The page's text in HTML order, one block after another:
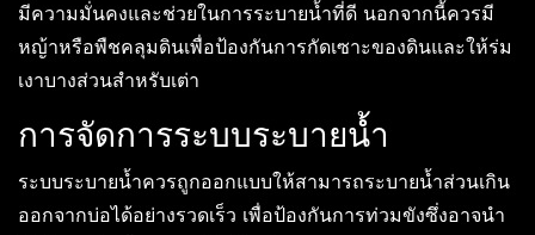
มีความมั่นคงและช่วยในการระบายน้ำที่ดี นอกจากนี้ควรมี
หญ้าหรือพืชคลุมดินเพื่อป้องกันการกัดเซาะของดินและให้ร่ม
เงาบางส่วนสำหรับเต่า
การจัดการระบบระบายน้ำ
ระบบระบายน้ำควรถูกออกแบบให้สามารถระบายน้ำส่วนเกิน
ออกจากบ่อได้อย่างรวดเร็ว เพื่อป้องกันการท่วมขังซึ่งอาจนำ